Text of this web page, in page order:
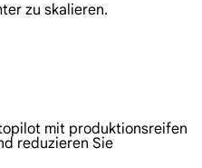
zu skalieren.
mit produktionsreifen
reduzieren Sie